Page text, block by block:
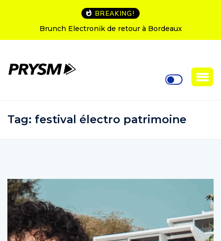
BREAKING!
Brunch Electronik de retour à Bordeaux
Tag: festival électro patrimoine